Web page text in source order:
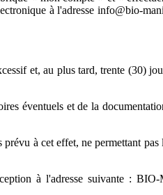
à l'adresse info@bio-
et, au plus tard, trente (30)
éventuels et de la
à cet effet, ne permettant
à l'adresse suivante :